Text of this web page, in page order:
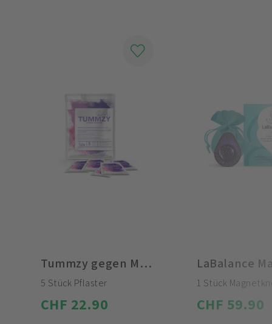
Tummzy gegen Mensschmerzen Wärmepflaster
5 Stück Pflaster
CHF 22.90
1 Stück
CHF 59.90